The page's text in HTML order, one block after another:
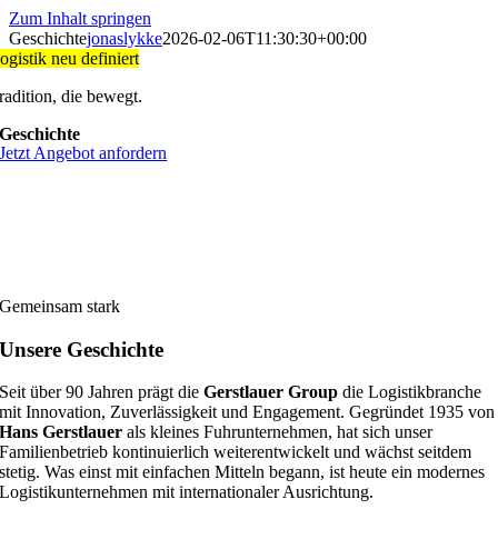
Zum Inhalt springen
Geschichtejonaslykke2026-02-06T11:30:30+00:00
neu definiert
die bewegt.
Geschichte
Jetzt Angebot anfordern
Gemeinsam stark
Unsere Geschichte
Seit über 90 Jahren prägt dieGerstlauer Group die Logistikbranche
mit Innovation, Zuverlässigkeit und Engagement. Gegründet 1935 von
Hans Gerstlauer als kleines Fuhrunternehmen, hat sich unser
Familienbetrieb kontinuierlich weiterentwickelt und wächst seitdem
stetig. Was einst mit einfachen Mitteln begann, ist heute ein modernes
Logistikunternehmen mit internationaler Ausrichtung.